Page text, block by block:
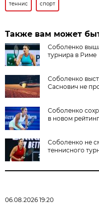
теннис спорт
Также вам может
Соболенко
турнира в Риме
Соболенко
Саснович не
Соболенко
в новом
Соболенко не
теннисного
06.08.2026 19:20